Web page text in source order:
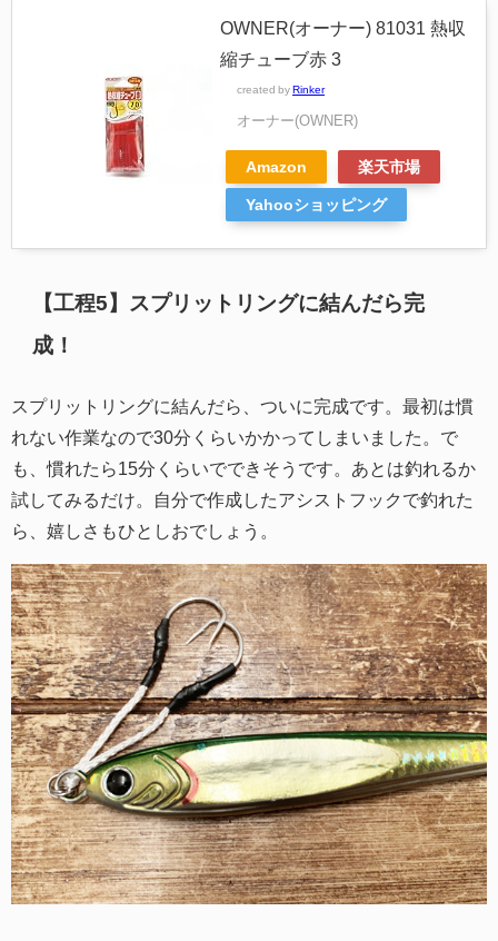
OWNER(オーナー) 81031 熱収
縮チューブ赤 3
created by Rinker
オーナー(OWNER)
Amazon 楽天市場
Yahooショッピング
【工程5】スプリットリングに結んだら完
成！
スプリットリングに結んだら、ついに完成です。最初は慣
れない作業なので30分くらいかかってしまいました。で
も、慣れたら15分くらいでできそうです。あとは釣れるか
試してみるだけ。自分で作成したアシストフックで釣れた
ら、嬉しさもひとしおでしょう。